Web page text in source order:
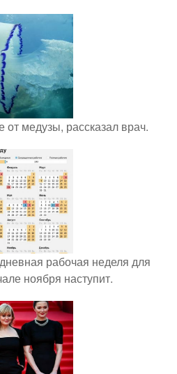
от медузы, рассказал врач.
рабочая неделя для
ноября наступит.